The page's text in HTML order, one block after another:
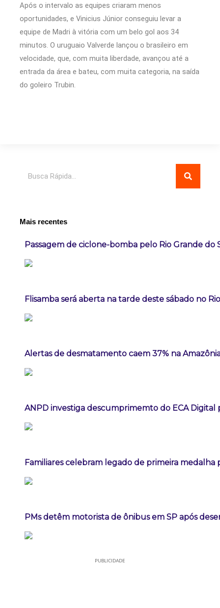
Após o intervalo as equipes criaram menos
oportunidades, e Vinicius Júnior conseguiu levar a
equipe de Madri à vitória com um belo gol aos 34
minutos. O uruguaio Valverde lançou o brasileiro em
velocidade, que, com muita liberdade, avançou até a
entrada da área e bateu, com muita categoria, na saída
do goleiro Trubin.
Mais recentes
Passagem de ciclone-bomba pelo Rio Grande
Flisamba será aberta na tarde deste sábado no
Alertas de desmatamento caem 37% na
ANPD investiga descumprimemto do ECA Digital
Familiares celebram legado de primeira medalha
PMs detêm motorista de ônibus em SP após
PUBLICIDADE